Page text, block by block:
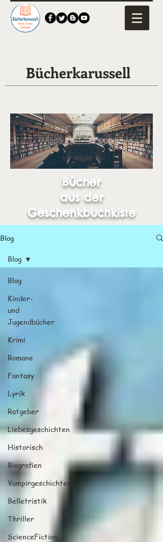
Bücherkarussell
Bücher
aus der
Geschenkbuchkiste
Blog
Blog
Kinder-
und
Jugendbücher
Krimi
Romane
Fantasy
Lyrik
Ratgeber
Liebesgeschichten
Historisch
Biografien
Vampirgeschichten
Belletristik
Thriller
ScienceFiction
Blog